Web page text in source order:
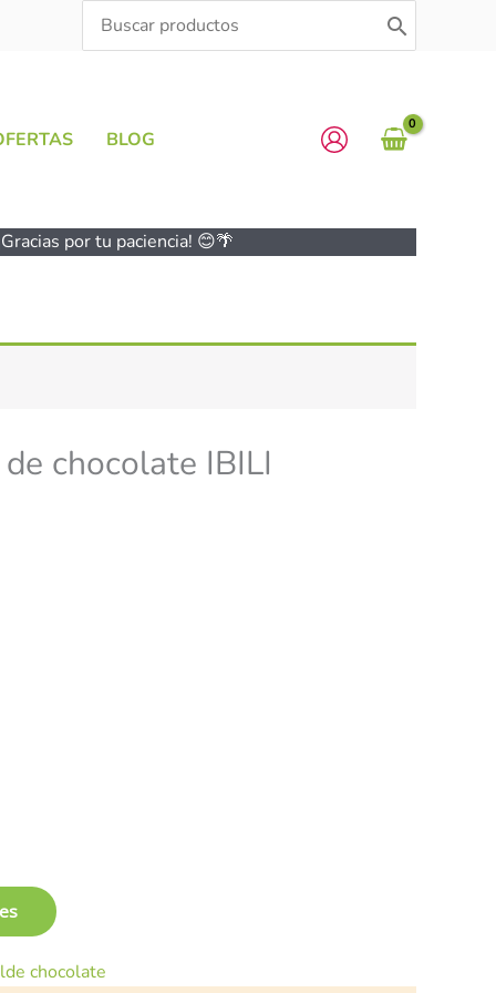
Search
for:
BLOG
por tu paciencia! 😊🌴
chocolate IBILI
chocolate